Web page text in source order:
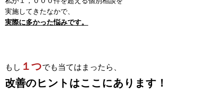
実施してきたなかで、
実際に多かった悩みです。
もし １つでも当てはまったら、
改善のヒントはここにあります！